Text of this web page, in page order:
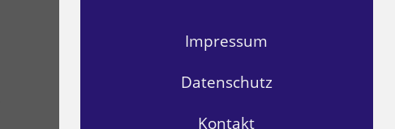
Impressum
Datenschutz
Kontakt